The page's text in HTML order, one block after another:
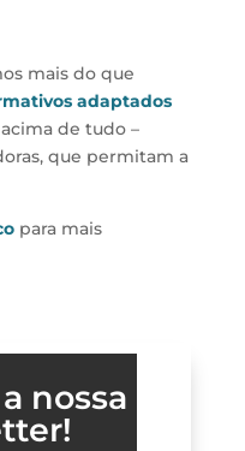
mais do que
adaptados
de tudo –
que permitam a
para mais
nossa